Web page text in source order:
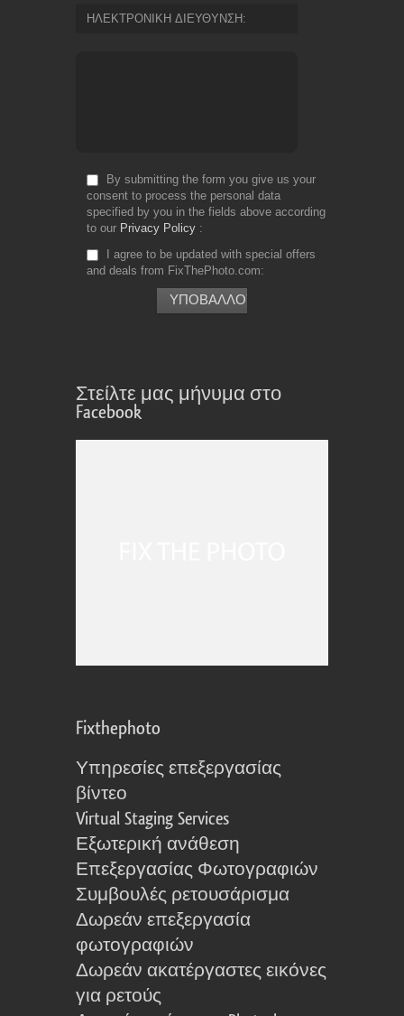
ΗΛΕΚΤΡΟΝΙΚΗ ΔΙΕΥΘΥΝΣΗ
By submitting the form you give us your
consent to process the personal data
specified by you in the fields above according
to our Privacy Policy
I agree to be updated with special offers
and deals from FixThePhoto.com
Στείλτε μας μήνυμα στο
Facebook
Fixthephoto
Υπηρεσίες επεξεργασίας
βίντεο
Virtual Staging Services
Εξωτερική ανάθεση
Επεξεργασίας Φωτογραφιών
Συμβουλές ρετουσάρισμα
Δωρεάν επεξεργασία
φωτογραφιών
Δωρεάν ακατέργαστες εικόνες
για ρετούς